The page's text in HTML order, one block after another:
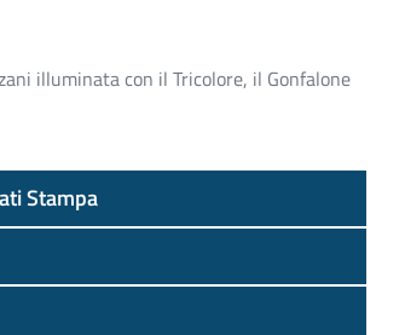
illuminata con il Tricolore, il Gonfalone
Stampa